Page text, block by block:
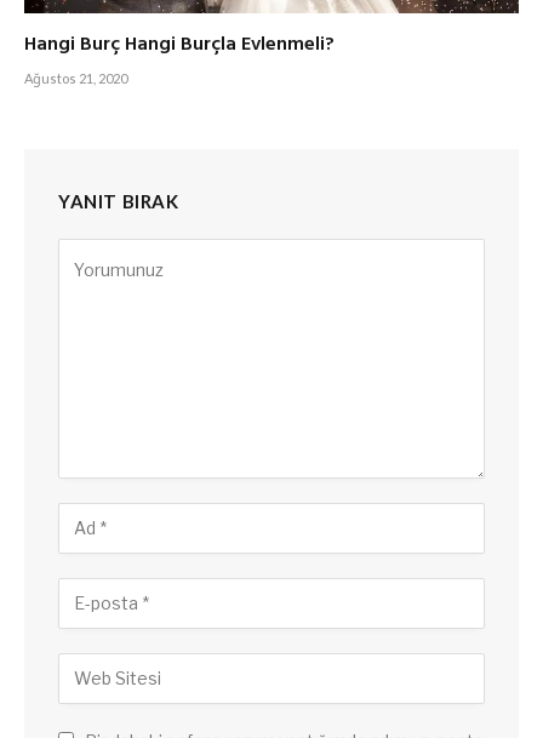
Hangi Burç Hangi Burçla Evlenmeli?
Ağustos 21, 2020
YANIT BIRAK